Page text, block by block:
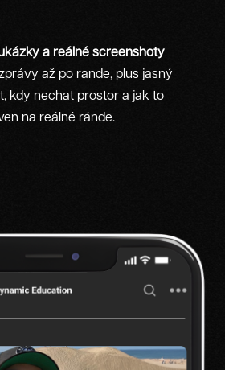
a reálné screenshoty
až po rande, plus jasný
kdy nechat prostor a jak to
na reálné ránde.